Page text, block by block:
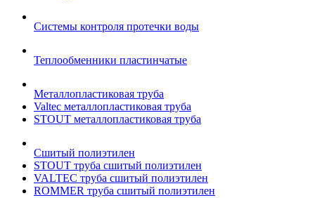
Системы контроля протечки воды
Теплообменники пластинчатые
Металлопластиковая труба
Valtec металлопластиковая труба
STOUT металлопластиковая труба
Сшитый полиэтилен
STOUT труба сшитый полиэтилен
VALTEC труба сшитый полиэтилен
ROMMER труба сшитый полиэтилен